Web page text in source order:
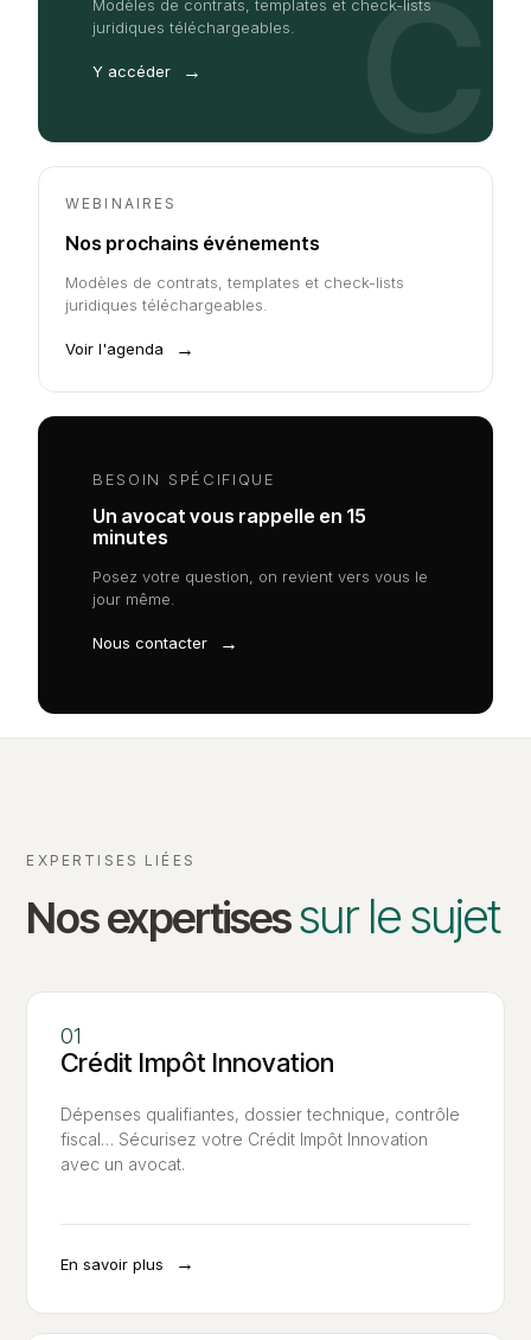
Modèles de contrats, templates et check-lists
juridiques téléchargeables.
Y accéder → C
WEBINAIRES
Nos prochains événements
Modèles de contrats, templates et check-lists
juridiques téléchargeables.
Voir l'agenda →
BESOIN SPÉCIFIQUE
Un avocat vous rappelle en 15
minutes
Posez votre question, on revient vers vous le
jour même.
Nous contacter →
EXPERTISES LIÉES
Nos expertisessur le sujet
Crédit Impôt Innovation
Dépenses qualifiantes, dossier technique, contrôle
fiscal… Sécurisez votre Crédit Impôt Innovation
avec un avocat.
En savoir plus →